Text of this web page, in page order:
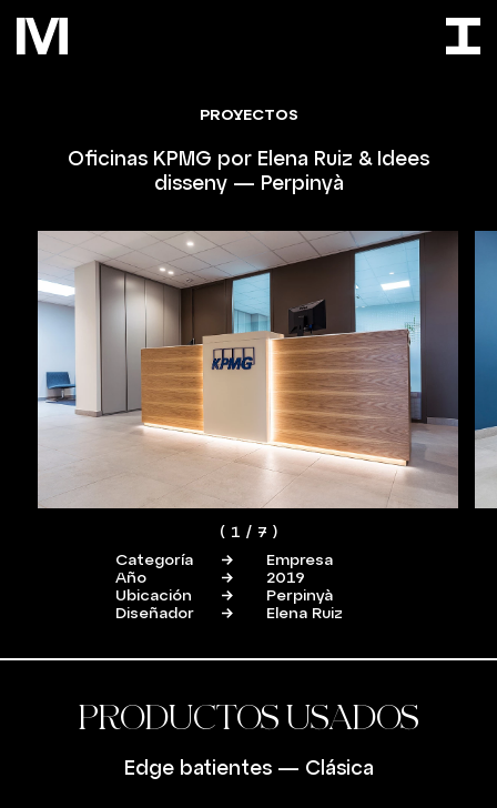
PROYECTOS
Oficinas KPMG por Elena Ruiz & Idees
disseny — Perpinyà
( 1 / 7 )
Categoría
Empresa
Año
2019
Ubicación
Perpinyà
Diseñador
Elena Ruiz
PRODUCTOS USADOS
Edge batientes — Clásica